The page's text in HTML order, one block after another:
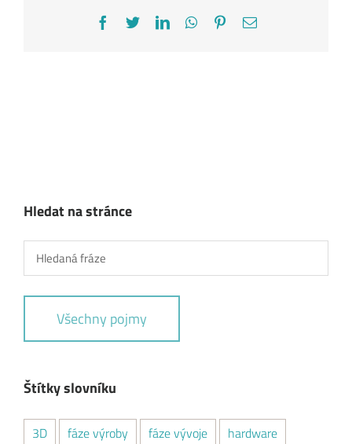
Facebook
TwitterLinkedInWhatsApp
Pinterest
E-
Hledat na stránce
Všechny pojmy
Štítky slovníku
3D fáze výroby fáze vývoje
hardware